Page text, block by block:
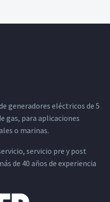
generadores eléctricos de 5
gas, para aplicaciones
o marinas.
servicio pre y post
de 40 años de experiencia